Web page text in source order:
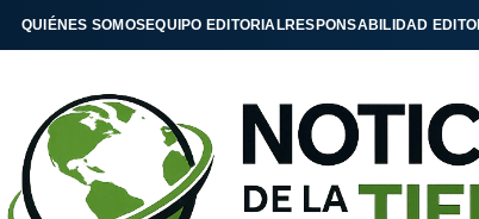
QUIÉNES SOMOSEQUIPO EDITORIALRESPONSABILIDAD